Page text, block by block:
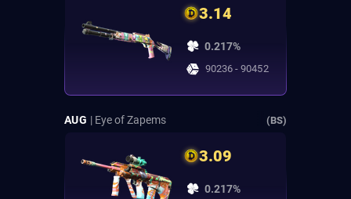
3.14
0.217%
90236 - 90452
AUG | Eye of Zapems (BS)
3.09
0.217%